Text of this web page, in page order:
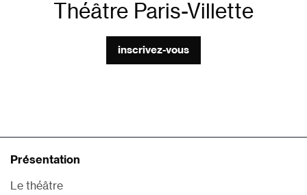
Théâtre Paris-Villette
inscrivez-vous
Présentation
Le théâtre